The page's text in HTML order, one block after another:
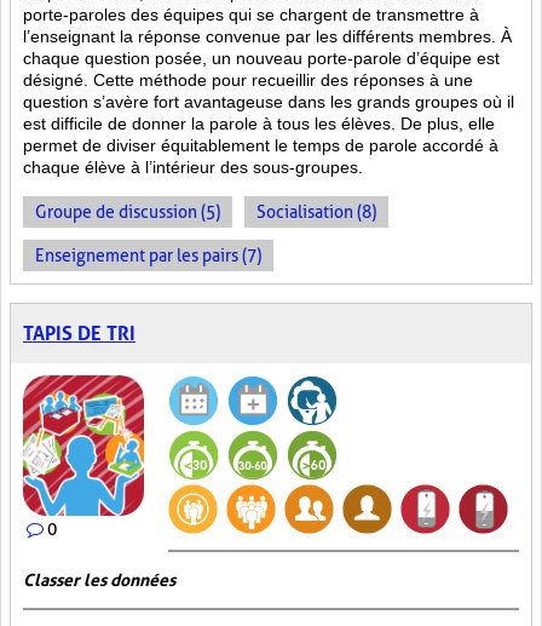
porte-paroles des équipes qui se chargent de transmettre à
l’enseignant la réponse convenue par les différents membres. À
chaque question posée, un nouveau porte-parole d’équipe est
désigné. Cette méthode pour recueillir des réponses à une
question s’avère fort avantageuse dans les grands groupes où il
est difficile de donner la parole à tous les élèves. De plus, elle
permet de diviser équitablement le temps de parole accordé à
chaque élève à l’intérieur des sous-groupes.
Groupe de discussion (5) Socialisation (8)
Enseignement par les pairs (7)
TAPIS DE TRI
0
Classer les données